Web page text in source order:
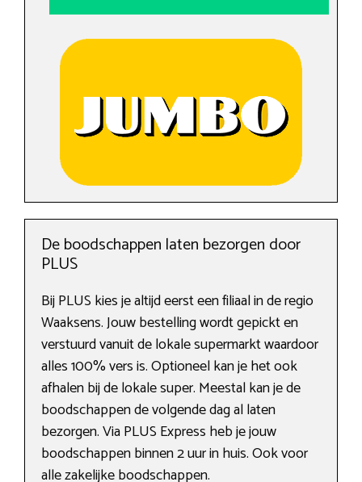
De boodschappen laten bezorgen door
PLUS
Bij PLUS kies je altijd eerst een filiaal in de regio
Waaksens. Jouw bestelling wordt gepickt en
verstuurd vanuit de lokale supermarkt waardoor
alles 100% vers is. Optioneel kan je het ook
afhalen bij de lokale super. Meestal kan je de
boodschappen de volgende dag al laten
bezorgen. Via PLUS Express heb je jouw
boodschappen binnen 2 uur in huis. Ook voor
alle zakelijke boodschappen.